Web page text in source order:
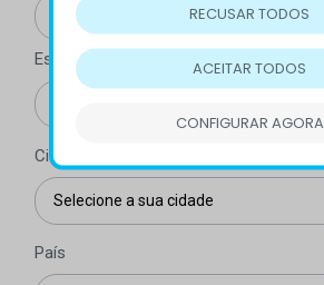
Estado
Cidade
País
RECUSAR TODOS
ACEITAR TODOS
CONFIGURAR AGORA